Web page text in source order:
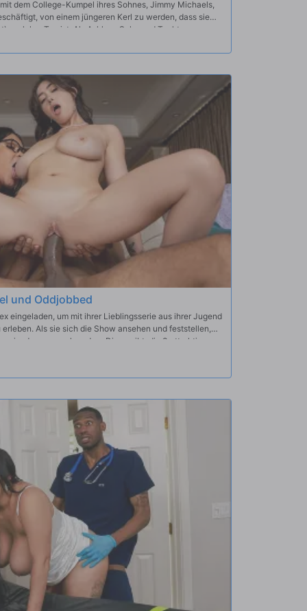
dem College-Kumpel ihres Sohnes, Jimmy Michaels,
von einem jüngeren Kerl zu werden, dass sie
welcher Tag ist. Als Ashlyns Sohn und Tochter
überraschen, während sie gerade dabei ist, mit Jimmy
und sagt ihrem Fickkumpel, dass er sich aus dem
Schönheit hinter dem Rücken der Geschwister
großen Schwanz einfach nicht widerstehen!
bekommen, was sie wirklich will!
und Oddjobbed
eingeladen, um mit ihrer Lieblingsserie aus ihrer Jugend
Als sie sich die Show ansehen und feststellen,
sie, dass es noch andere Dinge gibt, die 3 attraktive
zu, wie Chloe und Ashlynn ihre Vorzüge einsetzen,